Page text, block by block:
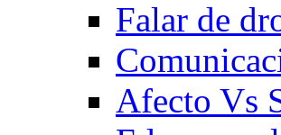
Falar de
Afecto Vs